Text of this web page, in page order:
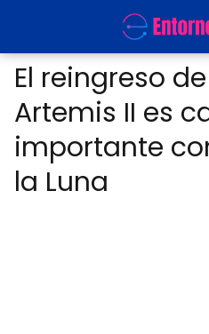
El reingreso
Artemis II es
importante
la Luna